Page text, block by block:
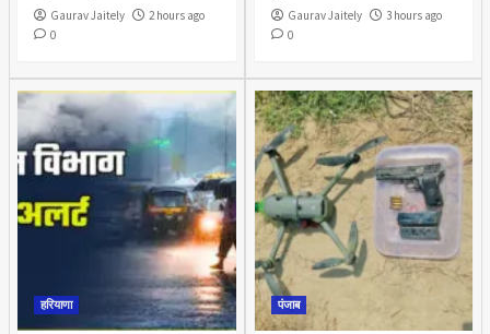
Gaurav Jaitely
2 hours ago
0
Gaurav Jaitely
3 hours ago
0
हरियाणा पंजाब